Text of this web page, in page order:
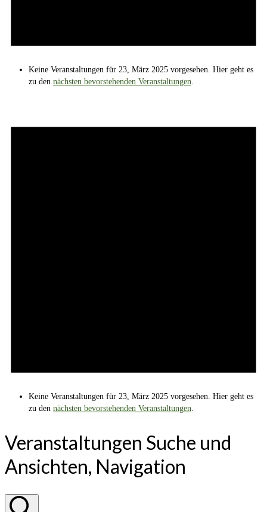
Keine Veranstaltungen für 23, März 2025 vorgesehen. Hier geht es
zu den nächsten bevorstehenden Veranstaltungen.
Keine Veranstaltungen für 23, März 2025 vorgesehen. Hier geht es
zu den nächsten bevorstehenden Veranstaltungen.
Veranstaltungen Suche und
Ansichten, Navigation